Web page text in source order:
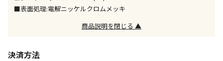
同時購入が可能です
午前9時までのご注文確定した商品については、当日に
出荷いたします。
■表面処理:電解ニッケルクロムメッキ
商品説明を閉じる ▲
決済方法